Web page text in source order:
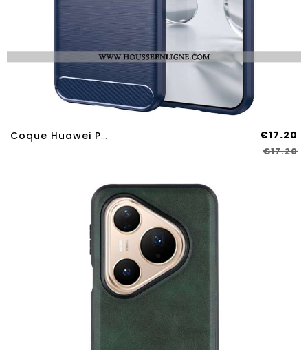
Coque Huawei Pura 80 Pro / 80 Ultra Fibre Carbone Brossée €17.20
€17.20